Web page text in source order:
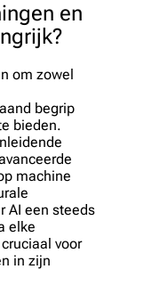
en
om zowel
begrip
bieden.
machine
AI een steeds
elke
voor
in zijn